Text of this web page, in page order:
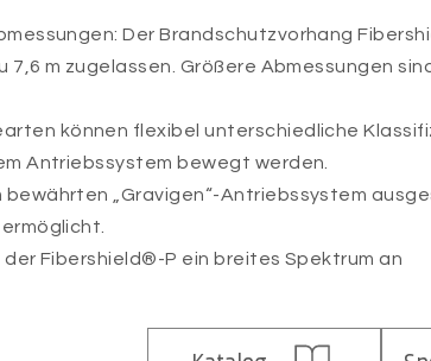
Der Brandschutzvorhang
7,6 m zugelassen. Größere Abmessungen
können flexibel unterschiedliche
Antriebssystem bewegt werden.
„Gravigen“-Antriebssystem
Fibershield®-P ein breites Spektrum an